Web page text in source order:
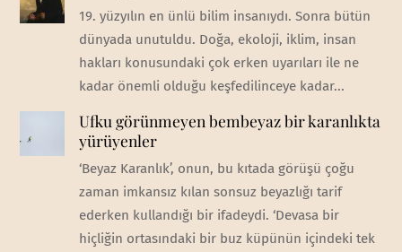
19. yüzyılın en ünlü bilim insanıydı. Sonra bütün
dünyada unutuldu. Doğa, ekoloji, iklim, insan
hakları konusundaki çok erken uyarıları ile ne
kadar önemli olduğu keşfedilinceye kadar...
Ufku görünmeyen bembeyaz bir karanlıkta
yürüyenler
‘Beyaz Karanlık’, onun, bu kıtada görüşü çoğu
zaman imkansız kılan sonsuz beyazlığı tarif
ederken kullandığı bir ifadeydi. ‘Devasa bir
hiçliğin ortasındaki bir buz küpünün içindeki tek